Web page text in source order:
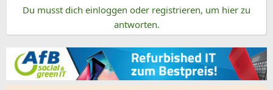
t
o
Du musst dich einloggen oder registrieren, um hier zu
antworten.